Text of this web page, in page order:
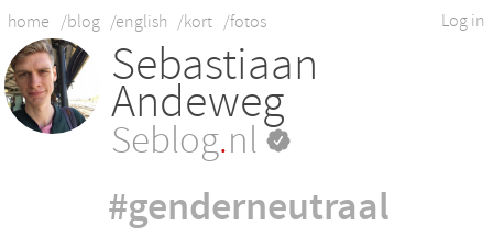
Log in
home /blog /english /kort /fotos
Sebastiaan
Andeweg
Seblog.nl
#genderneutraal